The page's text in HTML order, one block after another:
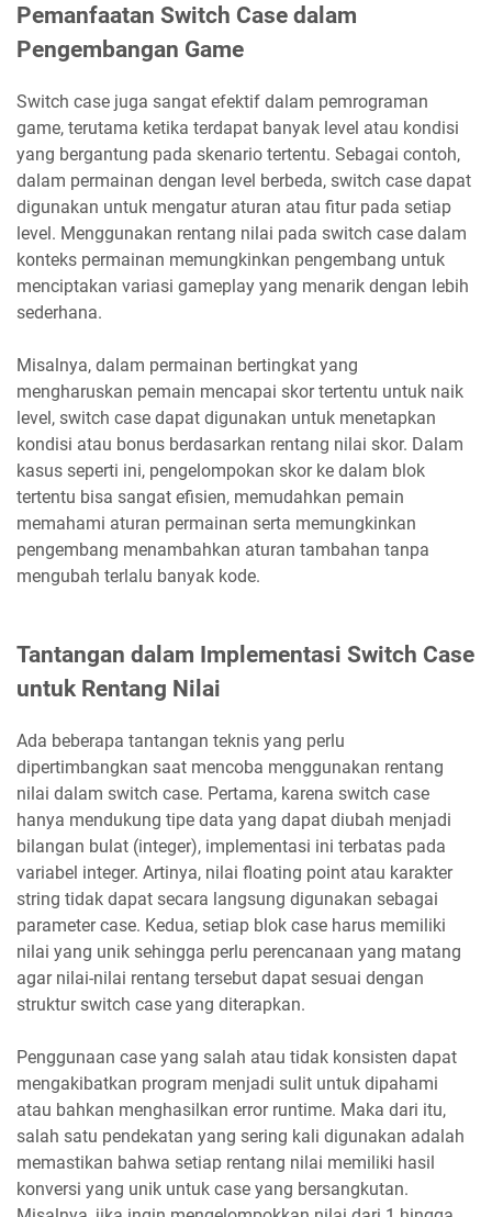
Pemanfaatan Switch Case dalam
Pengembangan Game
Switch case juga sangat efektif dalam pemrograman
game, terutama ketika terdapat banyak level atau kondisi
yang bergantung pada skenario tertentu. Sebagai contoh,
dalam permainan dengan level berbeda, switch case dapat
digunakan untuk mengatur aturan atau fitur pada setiap
level. Menggunakan rentang nilai pada switch case dalam
konteks permainan memungkinkan pengembang untuk
menciptakan variasi gameplay yang menarik dengan lebih
sederhana.
Misalnya, dalam permainan bertingkat yang
mengharuskan pemain mencapai skor tertentu untuk naik
level, switch case dapat digunakan untuk menetapkan
kondisi atau bonus berdasarkan rentang nilai skor. Dalam
kasus seperti ini, pengelompokan skor ke dalam blok
tertentu bisa sangat efisien, memudahkan pemain
memahami aturan permainan serta memungkinkan
pengembang menambahkan aturan tambahan tanpa
mengubah terlalu banyak kode.
Tantangan dalam Implementasi Switch Case
untuk Rentang Nilai
Ada beberapa tantangan teknis yang perlu
dipertimbangkan saat mencoba menggunakan rentang
nilai dalam switch case. Pertama, karena switch case
hanya mendukung tipe data yang dapat diubah menjadi
bilangan bulat (integer), implementasi ini terbatas pada
variabel integer. Artinya, nilai floating point atau karakter
string tidak dapat secara langsung digunakan sebagai
parameter case. Kedua, setiap blok case harus memiliki
nilai yang unik sehingga perlu perencanaan yang matang
agar nilai-nilai rentang tersebut dapat sesuai dengan
struktur switch case yang diterapkan.
Penggunaan case yang salah atau tidak konsisten dapat
mengakibatkan program menjadi sulit untuk dipahami
atau bahkan menghasilkan error runtime. Maka dari itu,
salah satu pendekatan yang sering kali digunakan adalah
memastikan bahwa setiap rentang nilai memiliki hasil
konversi yang unik untuk case yang bersangkutan.